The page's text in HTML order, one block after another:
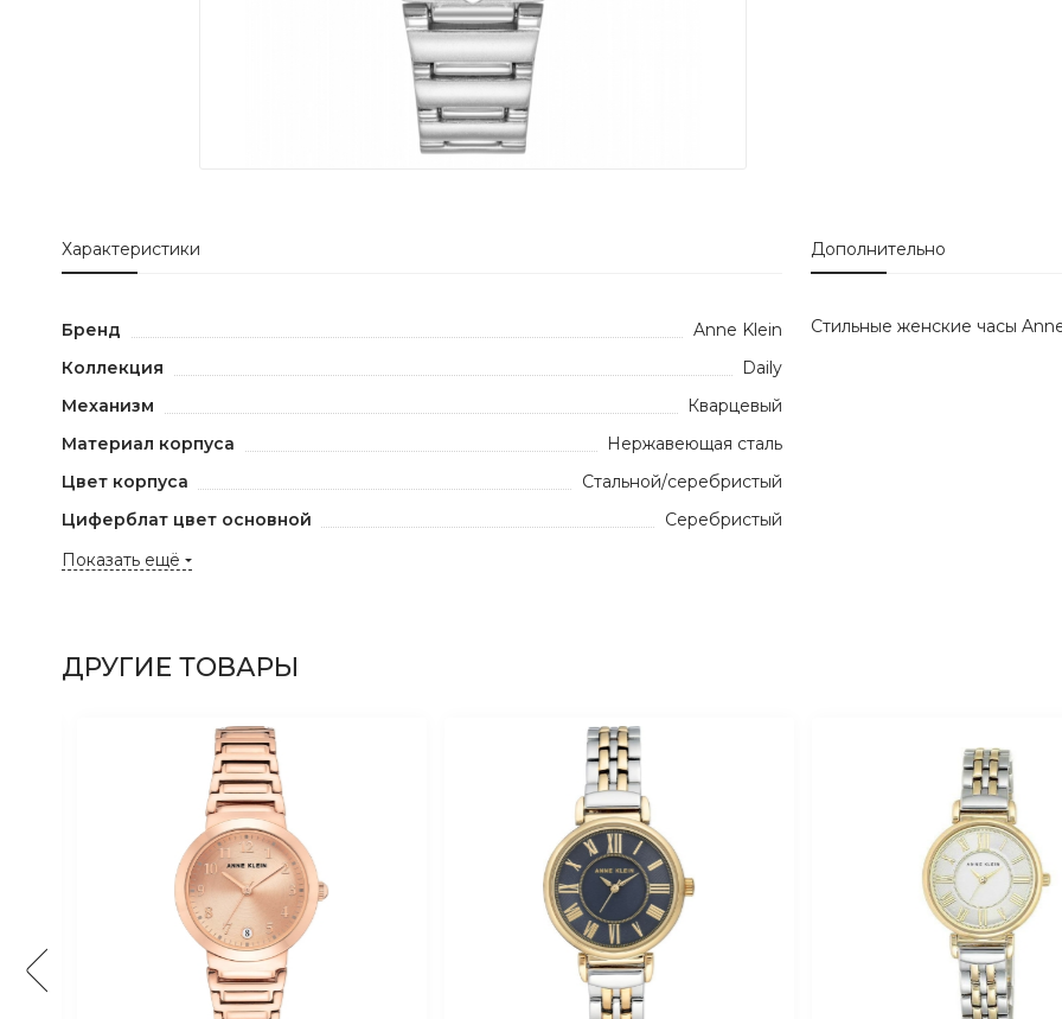
Характеристики
Бренд
Anne Klein
Коллекция
Daily
Механизм
Кварцевый
Материал корпуса
Нержавеющая сталь
Цвет корпуса
Стальной/серебристый
Циферблат цвет основной
Серебристый
Показать ещё
Дополнительно
Стильные женские часы
ДРУГИЕ ТОВАРЫ